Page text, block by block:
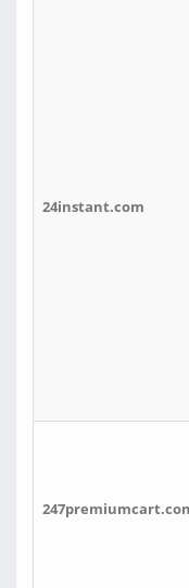
24instant.com